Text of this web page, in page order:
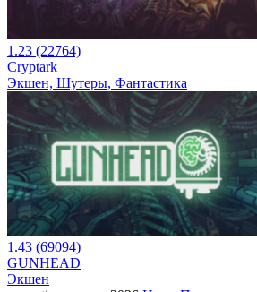
1.23 (22764)
Cryptark
Экшен, Шутеры, Фантастика
1.43 (69094)
GUNHEAD
Экшен